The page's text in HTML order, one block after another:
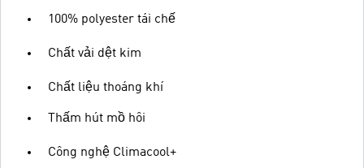
100% polyester tái chế
Chất vải dệt kim
Chất liệu thoáng khí
Thấm hút mồ hôi
Công nghệ Climacool+